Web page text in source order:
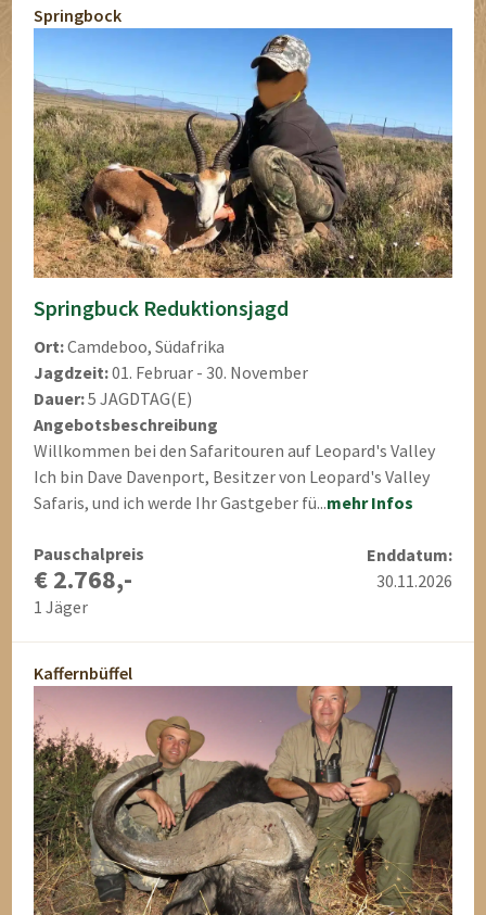
Springbock
Springbuck Reduktionsjagd
Ort:Camdeboo, Südafrika
Jagdzeit:01. Februar - 30. November
Dauer:5 JAGDTAG(E)
Angebotsbeschreibung
Willkommen bei den Safaritouren auf Leopard's Valley
Ich bin Dave Davenport, Besitzer von Leopard's Valley
Safaris, und ich werde Ihr Gastgeber fü...mehr Infos
Pauschalpreis
€ 2.768,-
1 Jäger
Enddatum:
30.11.2026
Kaffernbüffel